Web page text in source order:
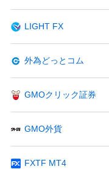
LIGHT FX
外為どっとコム
GMOクリック証券
GMO外貨
FXTF MT4